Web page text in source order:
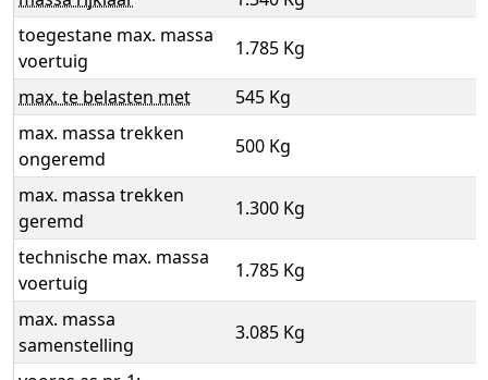
toegestane max. massa
voertuig
1.785 Kg
max. te belasten met
545 Kg
max. massa trekken
ongeremd
500 Kg
max. massa trekken
geremd
1.300 Kg
technische max. massa
voertuig
1.785 Kg
max. massa
samenstelling
3.085 Kg